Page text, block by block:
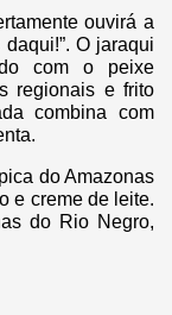
ouvirá a
O jaraqui
com o peixe
regionais e frito
combina com
do Amazonas
e creme de leite.
do Rio Negro,